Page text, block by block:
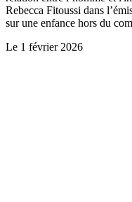
Rebecca Fitoussi dans
sur une enfance hors du
Le 1 février 2026